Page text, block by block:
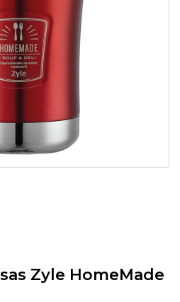
Zyle HomeMade